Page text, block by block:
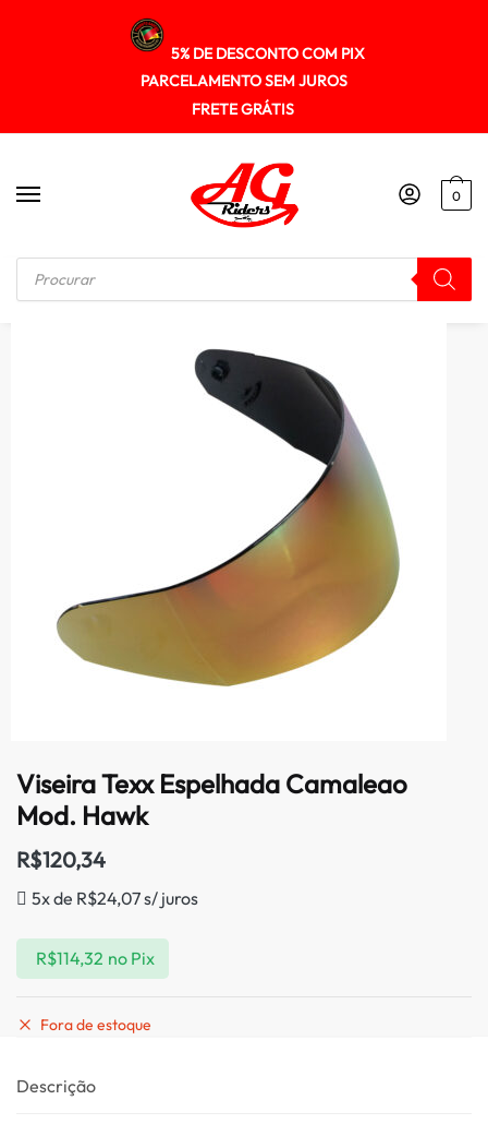
5% DE DESCONTO COM PIX
PARCELAMENTO SEM JUROS
FRETE GRÁTIS
0
Início / VSEIRAS / FORRO / REPOSIÇÃO Viseira Texx Espelhada Camaleao Mod. Hawk
Viseira Texx Espelhada Camaleao
Mod. Hawk
R$120,34
5x de R$24,07s/ juros
R$114,32 no Pix
Fora de estoque
Descrição